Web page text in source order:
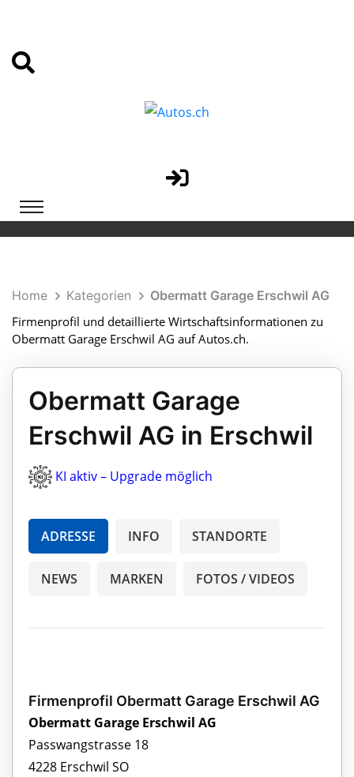
Home Kategorien
Obermatt Garage Erschwil AG
Firmenprofil und detaillierte Wirtschaftsinformationen zu
Obermatt Garage Erschwil AG auf Autos.ch.
Obermatt Garage
Erschwil AG in Erschwil
KI aktiv – Upgrade möglich
ADRESSE INFO STANDORTE
NEWS MARKEN FOTOS / VIDEOS
Firmenprofil Obermatt Garage Erschwil AG
Obermatt Garage Erschwil AG
Passwangstrasse 18
4228 Erschwil SO